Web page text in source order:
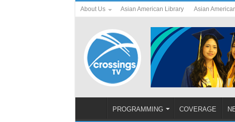
About Us Asian American Library Asian
PROGRAMMING COVERAGE